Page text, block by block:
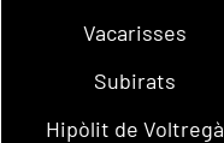
Vacarisses
Subirats
Hipòlit de Voltregà